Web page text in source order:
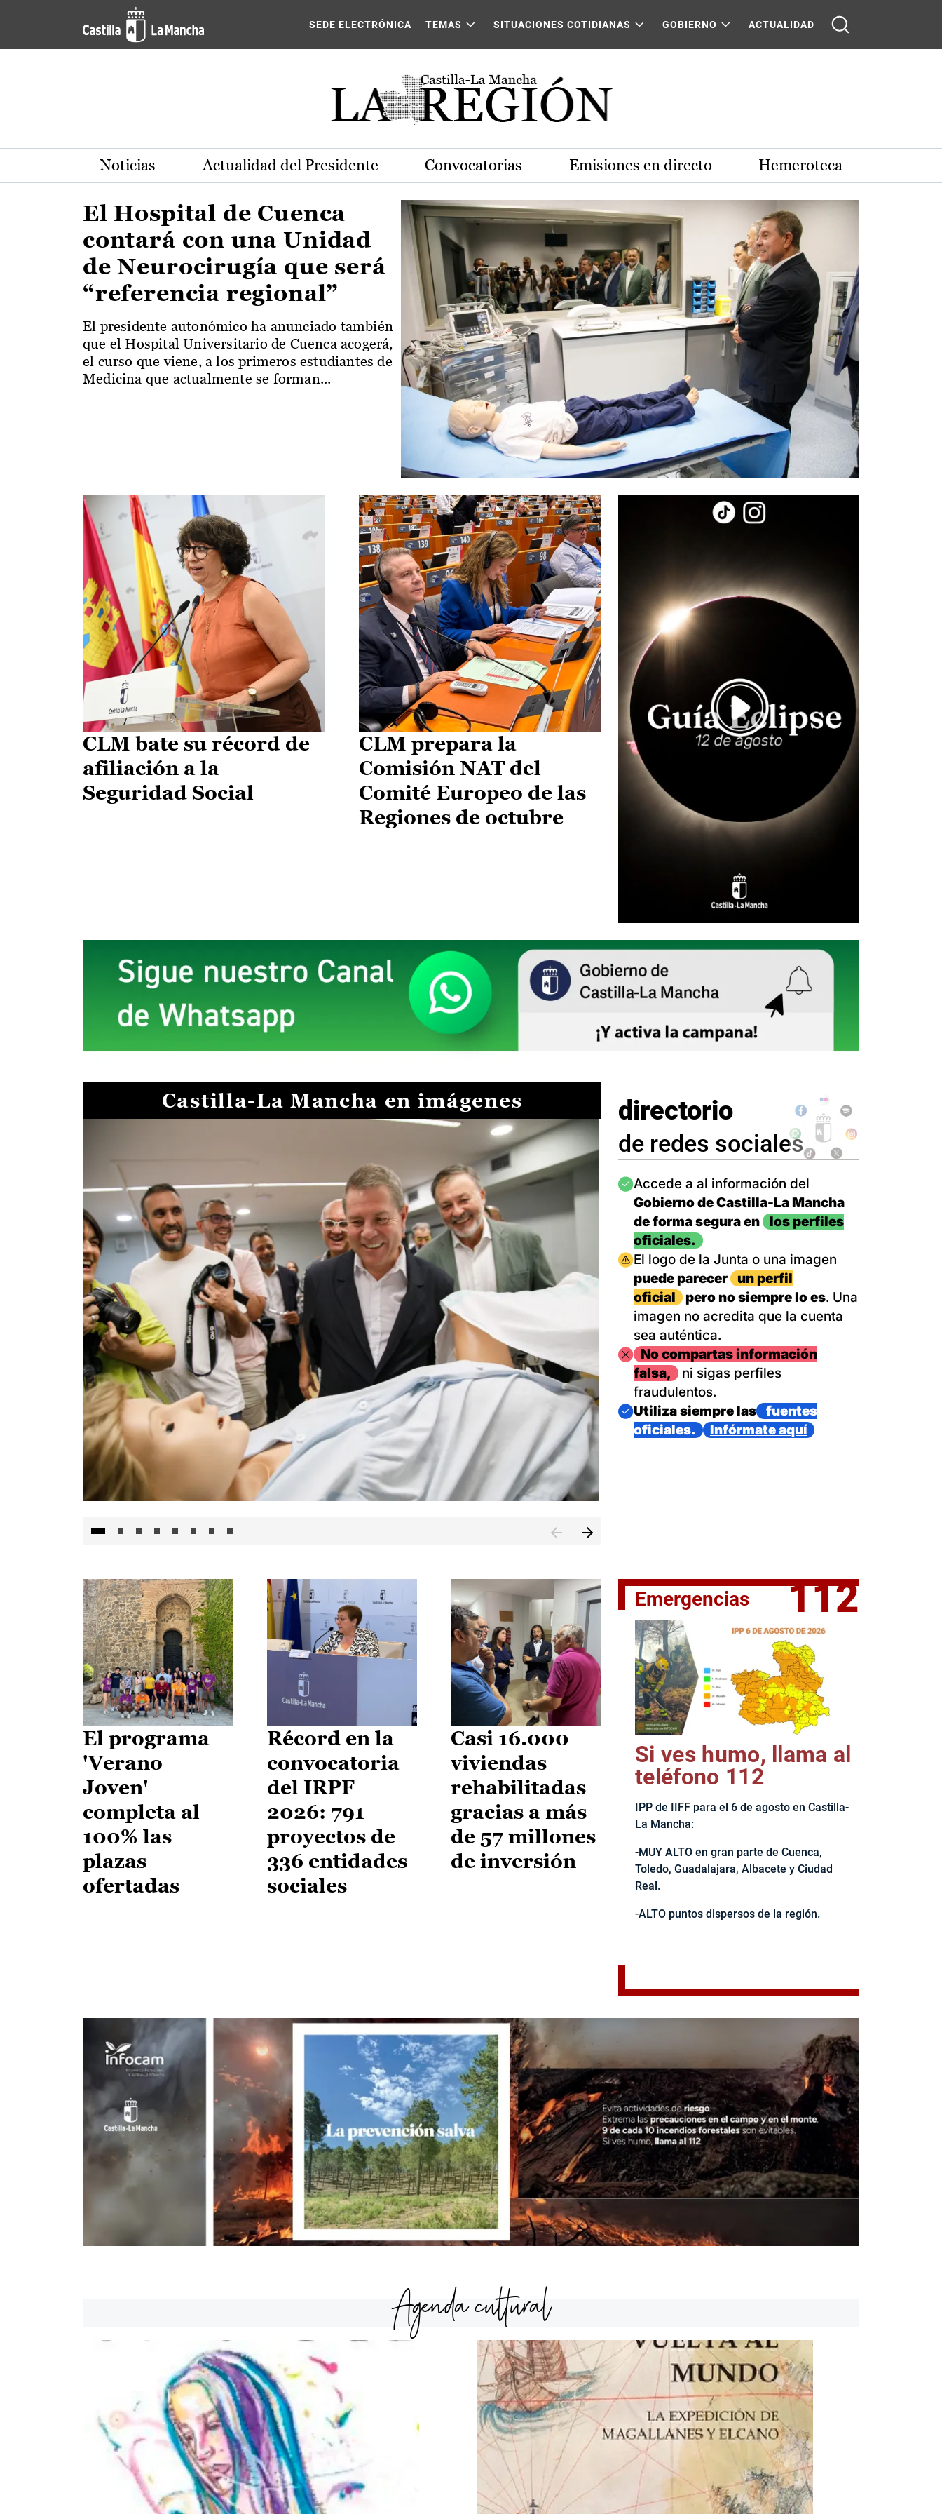
Pasar al contenido principal
Actualidad de la región de Castilla-La Mancha
SEDE ELECTRÓNICA TEMAS SITUACIONES COTIDIANAS GOBIERNO ACTUALIDAD
Noticias Actualidad del Presidente Convocatorias Emisiones en directo Hemeroteca
El Hospital de Cuenca
contará con una Unidad
de Neurocirugía que será
“referencia regional”
El presidente autonómico ha anunciado también
que el Hospital Universitario de Cuenca acogerá,
el curso que viene, a los primeros estudiantes de
Medicina que actualmente se forman...
CLM bate su récord de
afiliación a la
Seguridad Social
CLM prepara la
Comisión NAT del
Comité Europeo de las
Regiones de octubre
Castilla-La Mancha en imágenes
El jefe del Ejecutivo castellanomanchego, Emiliano García-
directorio
de redes sociales
Imagen
Accede a al información del
Gobierno de Castilla-La Mancha
de forma segura en
los perfiles
oficiales.
Imagen
El logo de la Junta o una imagen
puede parecer
un perfil
oficial
pero no siempre lo es. Una
imagen no acredita que la cuenta
sea auténtica.
ImagenNo compartas información
falsa,
ni sigas perfiles
fraudulentos.
Imagen
Utiliza siempre las
fuentes
oficiales.
Infórmate aquí
El programa
'Verano
Joven'
completa al
100% las
plazas
ofertadas
Récord en la
convocatoria
del IRPF
2026: 791
proyectos de
336 entidades
sociales
Casi 16.000
viviendas
rehabilitadas
gracias a más
de 57 millones
de inversión
Emergencias 112
Si ves humo, llama al
teléfono 112
IPP de IIFF para el 6 de agosto en Castilla-
La Mancha:
-MUY ALTO en gran parte de Cuenca,
Toledo, Guadalajara, Albacete y Ciudad
Real.
-ALTO puntos dispersos de la región.
Agenda cultural